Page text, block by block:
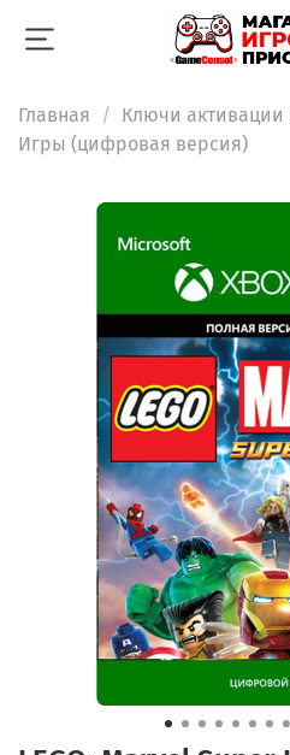
Главная
Ключи активации
Игры (цифровая версия)